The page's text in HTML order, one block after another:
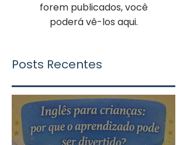
forem publicados, você
poderá vê-los aqui.
Posts Recentes